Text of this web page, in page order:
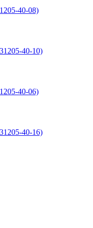
40-08)
40-10)
40-06)
40-16)